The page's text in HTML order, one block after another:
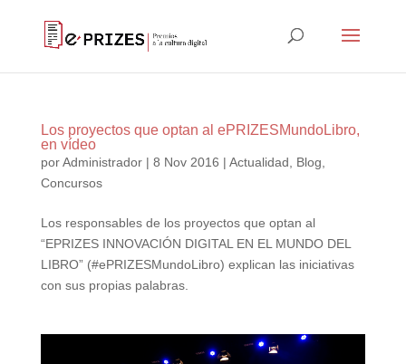
Los proyectos que optan al ePRIZESMundoLibro,
en vídeo
porAdministrador| 8 Nov 2016 | Actualidad Blog
Concursos
Los responsables de los proyectos que optan al
“EPRIZES INNOVACIÓN DIGITAL EN EL MUNDO DEL
LIBRO” (#ePRIZESMundoLibro) explican las iniciativas
con sus propias palabras.